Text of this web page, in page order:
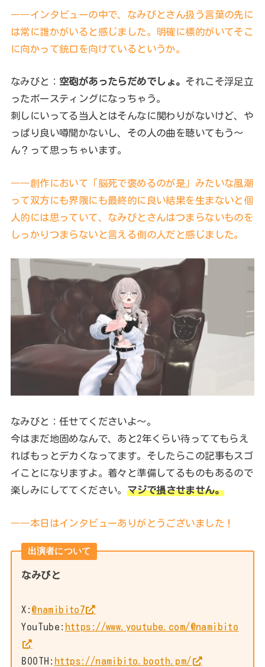
――インタビューの中で、なみびとさん扱う言葉の先に
は常に誰かがいると感じました。明確に標的がいてそこ
に向かって銃口を向けているというか。
なみびと： 空砲があったらだめでしょ。 それこそ浮足立
ったボースティングになっちゃう。
刺しにいってる当人とはそんなに関わりがないけど、や
っぱり良い噂聞かないし、その人の曲を聴いてもう～
ん？って思っちゃいます。
――創作において「脳死で褒めるのが是」みたいな風潮
って双方にも界隈にも最終的に良い結果を生まないと個
人的には思っていて、なみびとさんはつまらないものを
しっかりつまらないと言える側の人だと感じました。
なみびと：任せてくださいよ～。
今はまだ地固めなんで、あと2年くらい待っててもらえ
ればもっとデカくなってます。そしたらこの記事もスゴ
イことになりますよ。着々と準備してるものもあるので
楽しみにしててください。 マジで損させません。
――本日はインタビューありがとうございました！
出演者について
なみびと
X: @namibito7
YouTube: https://www.youtube.com/@namibito
BOOTH: https://namibito.booth.pm/